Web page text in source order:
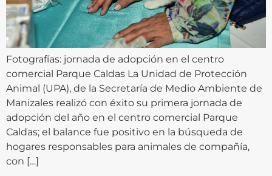
Fotografías: jornada de adopción en el centro
comercial Parque Caldas La Unidad de Protección
Animal (UPA), de la Secretaría de Medio Ambiente de
Manizales realizó con éxito su primera jornada de
adopción del año en el centro comercial Parque
Caldas; el balance fue positivo en la búsqueda de
hogares responsables para animales de compañía,
con […]